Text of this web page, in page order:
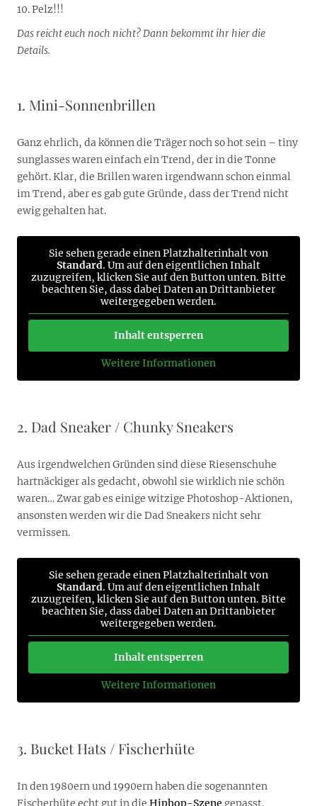
Pelz!!!
Das reicht euch noch nicht? Dann bekommt ihr hier die
Details.
1. Mini-Sonnenbrillen
Ganz ehrlich, da können die Träger noch so hot sein – tiny
sunglasses waren einfach ein Trend, der in die Tonne
gehört. Klar, die Brillen waren irgendwann schon einmal
im Trend, aber es gab gute Gründe, dass der Trend nicht
ewig gehalten hat.
Sie sehen gerade einen Platzhalterinhalt von
Standard. Um auf den eigentlichen Inhalt
zuzugreifen, klicken Sie auf den Button unten. Bitte
beachten Sie, dass dabei Daten an Drittanbieter
weitergegeben werden.
Inhalt entsperren
Weitere Informationen
2. Dad Sneaker / Chunky Sneakers
Aus irgendwelchen Gründen sind diese Riesenschuhe
hartnäckiger als gedacht, obwohl sie wirklich nie schön
waren… Zwar gab es einige witzige Photoshop-Aktionen,
ansonsten werden wir die Dad Sneakers nicht sehr
vermissen.
Sie sehen gerade einen Platzhalterinhalt von
Standard. Um auf den eigentlichen Inhalt
zuzugreifen, klicken Sie auf den Button unten. Bitte
beachten Sie, dass dabei Daten an Drittanbieter
weitergegeben werden.
Inhalt entsperren
Weitere Informationen
3. Bucket Hats / Fischerhüte
In den 1980ern und 1990ern haben die sogenannten
Fischerhüte echt gut in die Hiphop-Szene gepasst.